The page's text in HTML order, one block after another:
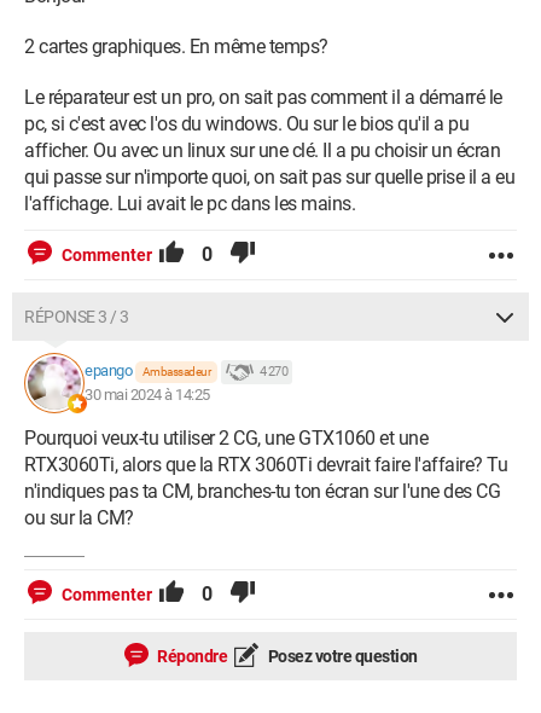
2 cartes graphiques. En même temps?
Le réparateur est un pro, on sait pas comment il a démarré le
pc, si c'est avec l'os du windows. Ou sur le bios qu'il a pu
afficher. Ou avec un linux sur une clé. Il a pu choisir un écran
qui passe sur n'importe quoi, on sait pas sur quelle prise il a eu
l'affichage. Lui avait le pc dans les mains.
Commenter 0
RÉPONSE 3 / 3
epango Ambassadeur 4 270
30 mai 2024 à 14:25
Pourquoi veux-tu utiliser 2 CG, une GTX1060 et une
RTX3060Ti, alors que la RTX 3060Ti devrait faire l'affaire? Tu
n'indiques pas ta CM, branches-tu ton écran sur l'une des CG
ou sur la CM?
Commenter 0
Répondre Posez votre question